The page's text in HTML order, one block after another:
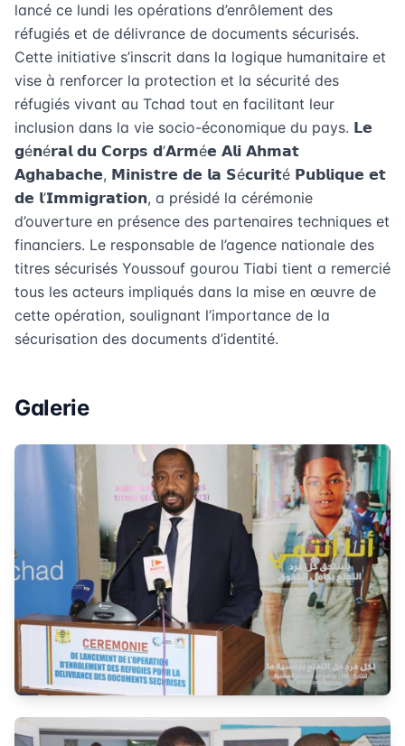
lancé ce lundi les opérations d’enrôlement des
réfugiés et de délivrance de documents sécurisés.
Cette initiative s’inscrit dans la logique humanitaire et
vise à renforcer la protection et la sécurité des
réfugiés vivant au Tchad tout en facilitant leur
inclusion dans la vie socio-économique du pays. 𝗟𝗲
𝗴é𝗻é𝗿𝗮𝗹 𝗱𝘂 𝗖𝗼𝗿𝗽𝘀 𝗱’𝗔𝗿𝗺é𝗲 𝗔𝗹𝗶 𝗔𝗵𝗺𝗮𝘁
𝗔𝗴𝗵𝗮𝗯𝗮𝗰𝗵𝗲, 𝗠𝗶𝗻𝗶𝘀𝘁𝗿𝗲 𝗱𝗲 𝗹𝗮 𝗦é𝗰𝘂𝗿𝗶𝘁é 𝗣𝘂𝗯𝗹𝗶𝗾𝘂𝗲 𝗲𝘁
𝗱𝗲 𝗹’𝗜𝗺𝗺𝗶𝗴𝗿𝗮𝘁𝗶𝗼𝗻, a présidé la cérémonie
d’ouverture en présence des partenaires techniques et
financiers. Le responsable de l’agence nationale des
titres sécurisés Youssouf gourou Tiabi tient a remercié
tous les acteurs impliqués dans la mise en œuvre de
cette opération, soulignant l’importance de la
sécurisation des documents d’identité.
Galerie